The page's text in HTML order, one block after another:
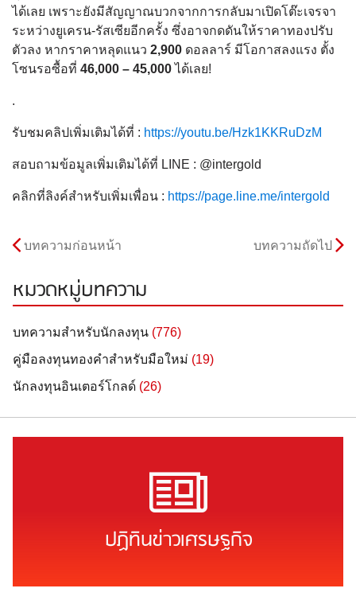
ได้เลย เพราะยังมีสัญญาณบวกจากการกลับมาเปิดโต๊ะเจรจา
ระหว่างยูเครน-รัสเซียอีกครั้ง ซึ่งอาจกดดันให้ราคาทองปรับ
ตัวลง หากราคาหลุดแนว 2,900 ดอลลาร์ มีโอกาสลงแรง ตั้ง
โซนรอซื้อที่ 46,000 – 45,000ได้เลย!
.
รับชมคลิปเพิ่มเติมได้ที่ : https://youtu.be/Hzk1KKRuDzM
สอบถามข้อมูลเพิ่มเติมได้ที่ LINE : @intergold
คลิกที่ลิงค์สำหรับเพิ่มเพื่อน : https://page.line.me/intergold
บทความก่อนหน้า บทความถัดไป
หมวดหมู่บทความ
บทความสำหรับนักลงทุน (776)
คู่มือลงทุนทองคำสำหรับมือใหม่ (19)
นักลงทุนอินเตอร์โกลด์ (26)
ปฏิทินข่าวเศรษฐกิจ